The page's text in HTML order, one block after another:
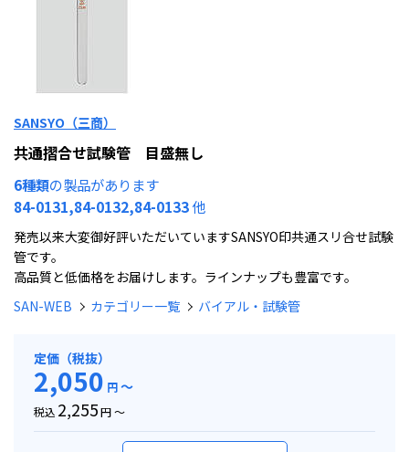
SANSYO（三商）
共通摺合せ試験管 目盛無し
6種類の製品があります
84-0131,84-0132,84-0133他
発売以来大変御好評いただいていますSANSYO印共通スリ合せ試験
管です。
高品質と低価格をお届けします。ラインナップも豊富です。
SAN-WEB
カテゴリー一覧 バイアル・試験管
定価（税抜）
2,050 円～
税込 2,255円 ～